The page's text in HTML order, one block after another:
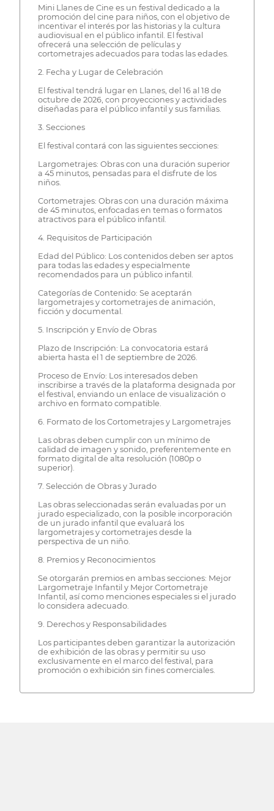
Mini Llanes de Cine es un festival dedicado a la
promoción del cine para niños, con el objetivo de
incentivar el interés por las historias y la cultura
audiovisual en el público infantil. El festival
ofrecerá una selección de películas y
cortometrajes adecuados para todas las edades.
2. Fecha y Lugar de Celebración
El festival tendrá lugar en Llanes, del 16 al 18 de
octubre de 2026, con proyecciones y actividades
diseñadas para el público infantil y sus familias.
3. Secciones
El festival contará con las siguientes secciones:
Largometrajes: Obras con una duración superior
a 45 minutos, pensadas para el disfrute de los
niños.
Cortometrajes: Obras con una duración máxima
de 45 minutos, enfocadas en temas o formatos
atractivos para el público infantil.
4. Requisitos de Participación
Edad del Público: Los contenidos deben ser aptos
para todas las edades y especialmente
recomendados para un público infantil.
Categorías de Contenido: Se aceptarán
largometrajes y cortometrajes de animación,
ficción y documental.
5. Inscripción y Envío de Obras
Plazo de Inscripción: La convocatoria estará
abierta hasta el 1 de septiembre de 2026.
Proceso de Envío: Los interesados deben
inscribirse a través de la plataforma designada por
el festival, enviando un enlace de visualización o
archivo en formato compatible.
6. Formato de los Cortometrajes y Largometrajes
Las obras deben cumplir con un mínimo de
calidad de imagen y sonido, preferentemente en
formato digital de alta resolución (1080p o
superior).
7. Selección de Obras y Jurado
Las obras seleccionadas serán evaluadas por un
jurado especializado, con la posible incorporación
de un jurado infantil que evaluará los
largometrajes y cortometrajes desde la
perspectiva de un niño.
8. Premios y Reconocimientos
Se otorgarán premios en ambas secciones: Mejor
Largometraje Infantil y Mejor Cortometraje
Infantil, así como menciones especiales si el jurado
lo considera adecuado.
9. Derechos y Responsabilidades
Los participantes deben garantizar la autorización
de exhibición de las obras y permitir su uso
exclusivamente en el marco del festival, para
promoción o exhibición sin fines comerciales.